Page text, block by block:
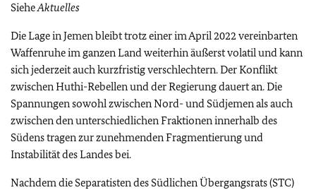
SieheAktuelles
Die Lage in Jemen bleibt trotz einer im April 2022 vereinbarten
Waffenruhe im ganzen Land weiterhin äußerst volatil und kann
sich jederzeit auch kurzfristig verschlechtern.Der Konflikt
zwischen Huthi-Rebellen und der Regierung dauert an. Die
Spannungen sowohl zwischen Nord- und Südjemen als auch
zwischen den unterschiedlichen Fraktionen innerhalb des
Südens tragen zur zunehmenden Fragmentierung und
Instabilität des Landes bei.
Nachdem die Separatisten des Südlichen Übergangsrats (STC)